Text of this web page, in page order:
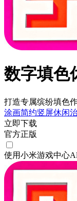
数字填色
打造专属缤纷填色
涂画简约竖屏休闲
立即下载
官方正版
使用小米游戏中心